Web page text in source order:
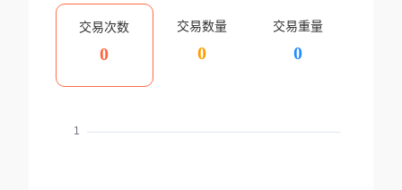
交易次数
0
交易数量
0
交易重量
0